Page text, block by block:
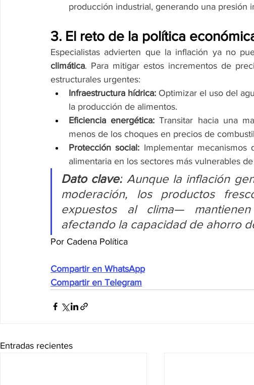
producción industrial, generando una presión
3. El reto de la política
Especialistas advierten que la inflación ya no
climática. Para mitigar estos incrementos de
estructurales urgentes:
Infraestructura hídrica: Optimizar el uso del
la producción de alimentos.
Eficiencia energética: Transitar hacia una
menos de los choques en precios de
Protección social: Implementar
alimentaria en los sectores más vulnerables
Dato clave: Aunque la inflación
moderación, los productos
expuestos al clima—
afectando la capacidad de ahorro
Por Cadena Política
Compartir en WhatsApp
Compartir en Telegram
Entradas recientes